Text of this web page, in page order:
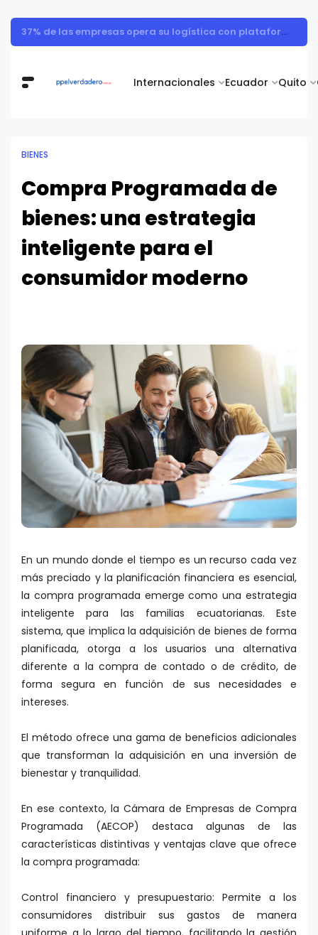
Internacionales Ecuador Quito
37% de las empresas opera su logística con plataformas aisladas de sus cadenas de suministro
BIENES
Compra Programada de
bienes: una estrategia
inteligente para el
consumidor moderno
En un mundo donde el tiempo es un recurso cada vez
más preciado y la planificación financiera es esencial,
la compra programada emerge como una estrategia
inteligente para las familias ecuatorianas. Este
sistema, que implica la adquisición de bienes de forma
planificada, otorga a los usuarios una alternativa
diferente a la compra de contado o de crédito, de
forma segura en función de sus necesidades e
intereses.
El método ofrece una gama de beneficios adicionales
que transforman la adquisición en una inversión de
bienestar y tranquilidad.
En ese contexto, la Cámara de Empresas de Compra
Programada (AECOP) destaca algunas de las
características distintivas y ventajas clave que ofrece
la compra programada:
Control financiero y presupuestario: Permite a los
consumidores distribuir sus gastos de manera